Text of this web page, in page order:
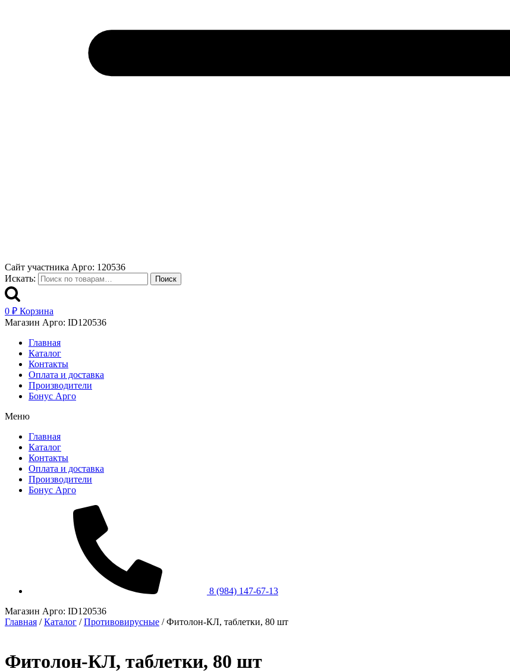
Сайт участника Арго: 120536
Искать:
Поиск
0 ₽ Корзина
Магазин Арго: ID120536
Главная
Каталог
Контакты
Оплата и доставка
Производители
Бонус Арго
Меню
Главная
Каталог
Контакты
Оплата и доставка
Производители
Бонус Арго
8 (984) 147-67-13
Магазин Арго: ID120536
Главная / Каталог / Противовирусные / Фитолон-КЛ, таблетки, 80 шт
Фитолон-КЛ, таблетки, 80 шт